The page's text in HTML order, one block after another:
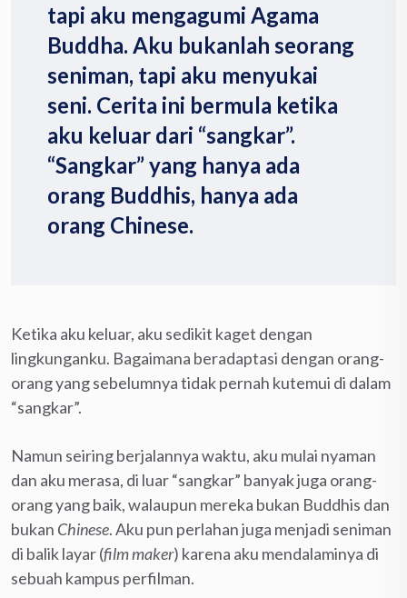
tapi aku mengagumi Agama
Buddha. Aku bukanlah seorang
seniman, tapi aku menyukai
seni. Cerita ini bermula ketika
aku keluar dari “sangkar”.
“Sangkar” yang hanya ada
orang Buddhis, hanya ada
orang Chinese.
Ketika aku keluar, aku sedikit kaget dengan
lingkunganku. Bagaimana beradaptasi dengan orang-
orang yang sebelumnya tidak pernah kutemui di dalam
“sangkar”.
Namun seiring berjalannya waktu, aku mulai nyaman
dan aku merasa, di luar “sangkar” banyak juga orang-
orang yang baik, walaupun mereka bukan Buddhis dan
bukan Chinese. Aku pun perlahan juga menjadi seniman
di balik layar (film maker) karena aku mendalaminya di
sebuah kampus perfilman.